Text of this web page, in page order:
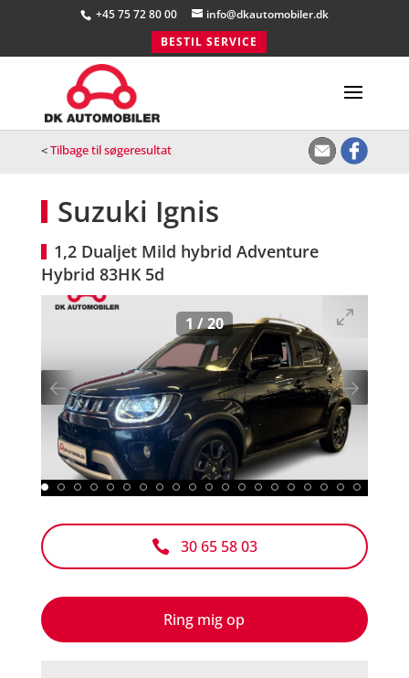
+45 75 72 80 00
info@dkautomobiler.dk
BESTIL SERVICE
<Tilbage til søgeresultat
Suzuki Ignis
1,2 Dualjet Mild hybrid Adventure
Hybrid 83HK 5d
1 /20
 30 65 58 03
Ring mig op